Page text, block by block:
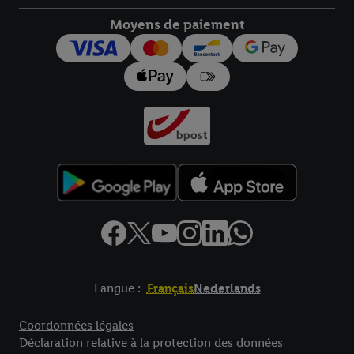
Moyens de paiement
Langue : FrançaisNederlands
Coordonnées légales
Déclaration relative à la protection des données
pour l’avenir dans notredéclaration relative à la protection des
données.Vous trouverez les impressions ici.